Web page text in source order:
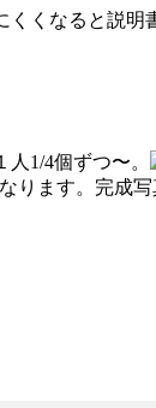
くなると説
1/4個ずつ〜。
ります。完成